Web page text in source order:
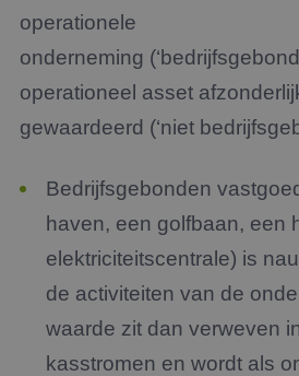
operationele
onderneming
operationeel asset
gewaardeerd (‘niet
Bedrijfsgebonden
haven, een golfbaan, een
elektriciteitscentrale) is
de activiteiten van de
waarde zit dan verweven
kasstromen en wordt als